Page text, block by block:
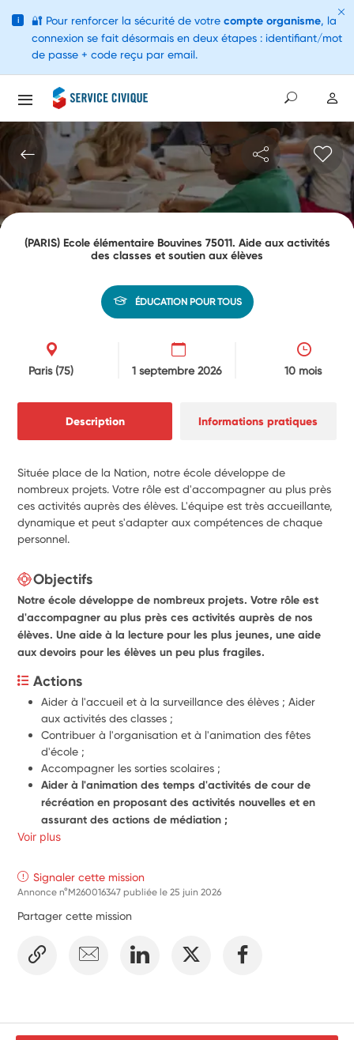
(PARIS) Ecole élémentaire Bouvines 75011. Aide aux activités
des classes et soutien aux élèves
ÉDUCATION POUR TOUS
Paris(75) 1 septembre 2026 10 mois
Description Informations pratiques
Située place de la Nation, notre école développe de
nombreux projets. Votre rôle est d'accompagner au plus près
ces activités auprès des élèves. L'équipe est très accueillante,
dynamique et peut s'adapter aux compétences de chaque
personnel.
Objectifs
Notre école développe de nombreux projets. Votre rôle est
d'accompagner au plus près ces activités auprès de nos
élèves. Une aide à la lecture pour les plus jeunes, une aide
aux devoirs pour les élèves un peu plus fragiles.
Actions
Aider à l'accueil et à la surveillance des élèves ; Aider
aux activités des classes ;
Contribuer à l'organisation et à l'animation des fêtes
d'école ;
Accompagner les sorties scolaires ;
Aider à l'animation des temps d'activités de cour de
récréation en proposant des activités nouvelles et en
Assister les enseignants, pendant les temps de classe et
Faciliter la transition entre le temps scolaire et les
Prise en main de petits groupes dans la classe
(anglais, jardinage, lecture, vocabulaire, jeux de société
Voir plus
Signaler cette mission
Annonce n°M260016347 publiée le25 juin 2026
Partager cette mission
i 🔐 Pour renforcer la sécurité de votre compte organisme, la
connexion se fait désormais en deux étapes : identifiant/mot
de passe + code reçu par email.